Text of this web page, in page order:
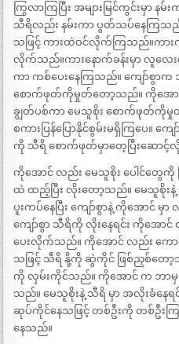
ကြွလာကြပြီး အများမြင်ကွင်းမှာ
သီရိလည်း နမ်းကာ ပွတ်သပ်နေကြသည်
သဖြင့် ကားထဲဝင်လိုက်ကြသည်။ကား
လိုက်သည်။ကားနောက်ခန်းမှာ လူလ
ကာ ကစ်ပေးနေကြသည်။ ကျော်စွာ
စောက်ဖုတ်ကိုမှုတ်တော့သည်။ ကိုအော
ချွတ်ပစ်ကာ မေသူစိုး စောက်ဖုတ်ကိုမှု
စကားပြန်ပြောနိုင်စွမ်းမရှိကြပေ။ က
ကို သီရိ စောက်ဖုတ်မှာတေ့ပြီးဆောင့်
ကိုအောင် လည်း မေသူစိုး ပေါင်တွေကို
ထဲ ထည့်ပြီး လိုးတော့သည်။ မေသူစိုး
ပူးကပ်နေပြီး ကျော်စွာနဲ့ ကိုအောင်
ကျော်စွာ သီရိကို လိုးနေရင်း ကိုအေ
ပေးလိုက်သည်။ ကိုအောင် လည်း ကော
သဖြင့် သီရိ နို့ကို ဆွဲကိုင် ဖြစ်ညှစ်တော့
ကို လှမ်းကိုင်သည်။ ကိုအောင် က ဘာမှ မ
သည်။ မေသူစိုးနဲ့ သီရိ မှာ အလိုးခံန
ဆုပ်ကိုင်နေသဖြင့် တစ်ဦးကို တစ်ဦး
နေသည်။